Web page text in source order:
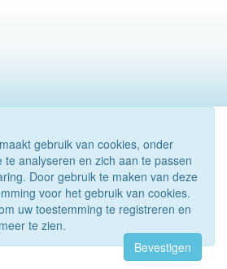
gebruik van cookies, onder
analyseren en zich aan te passen
Door gebruik te maken van deze
voor het gebruik van cookies.
uw toestemming te registreren en
te zien.
Bevestigen